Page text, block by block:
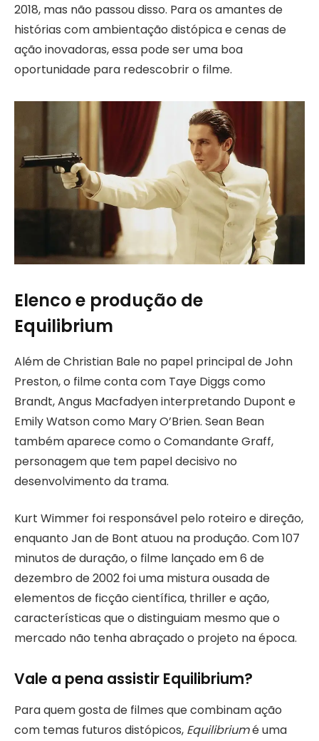
2018, mas não passou disso. Para os amantes de
histórias com ambientação distópica e cenas de
ação inovadoras, essa pode ser uma boa
oportunidade para redescobrir o filme.
Elenco e produção de
Equilibrium
Além de Christian Bale no papel principal de John
Preston, o filme conta com Taye Diggs como
Brandt, Angus Macfadyen interpretando Dupont e
Emily Watson como Mary O’Brien. Sean Bean
também aparece como o Comandante Graff,
personagem que tem papel decisivo no
desenvolvimento da trama.
Kurt Wimmer foi responsável pelo roteiro e direção,
enquanto Jan de Bont atuou na produção. Com 107
minutos de duração, o filme lançado em 6 de
dezembro de 2002 foi uma mistura ousada de
elementos de ficção científica, thriller e ação,
características que o distinguiam mesmo que o
mercado não tenha abraçado o projeto na época.
Vale a pena assistir Equilibrium?
Para quem gosta de filmes que combinam ação
com temas futuros distópicos, Equilibriumé uma